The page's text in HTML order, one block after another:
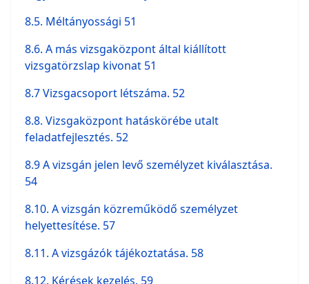
8.5. Méltányossági 51
8.6. A más vizsgaközpont által kiállított
vizsgatörzslap kivonat 51
8.7 Vizsgacsoport létszáma. 52
8.8. Vizsgaközpont hatáskörébe utalt
feladatfejlesztés. 52
8.9 A vizsgán jelen levő személyzet kiválasztása.
54
8.10. A vizsgán közreműködő személyzet
helyettesítése. 57
8.11. A vizsgázók tájékoztatása. 58
8.12. Kérések kezelés. 59